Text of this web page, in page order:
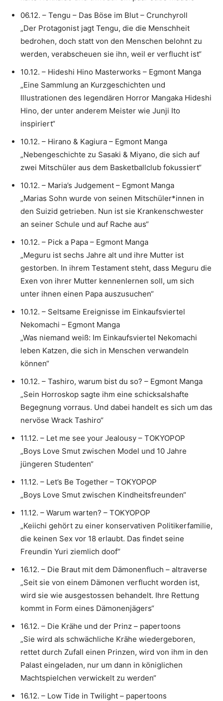
06.12. – Tengu – Das Böse im Blut – Crunchyroll
„Der Protagonist jagt Tengu, die die Menschheit
bedrohen, doch statt von den Menschen belohnt zu
werden, verabscheuen sie ihn, weil er verflucht ist“
10.12. – Hideshi Hino Masterworks – Egmont Manga
„Eine Sammlung an Kurzgeschichten und
Illustrationen des legendären Horror Mangaka Hideshi
Hino, der unter anderem Meister wie Junji Ito
inspiriert“
10.12. – Hirano & Kagiura – Egmont Manga
„Nebengeschichte zu Sasaki & Miyano, die sich auf
zwei Mitschüler aus dem Basketballclub fokussiert“
10.12. – Maria’s Judgement – Egmont Manga
„Marias Sohn wurde von seinen Mitschüler*innen in
den Suizid getrieben. Nun ist sie Krankenschwester
an seiner Schule und auf Rache aus“
10.12. – Pick a Papa – Egmont Manga
„Meguru ist sechs Jahre alt und ihre Mutter ist
gestorben. In ihrem Testament steht, dass Meguru die
Exen von ihrer Mutter kennenlernen soll, um sich
unter ihnen einen Papa auszusuchen“
10.12. – Seltsame Ereignisse im Einkaufsviertel
Nekomachi – Egmont Manga
„Was niemand weiß: Im Einkaufsviertel Nekomachi
leben Katzen, die sich in Menschen verwandeln
können“
10.12. – Tashiro, warum bist du so? – Egmont Manga
„Sein Horroskop sagte ihm eine schicksalshafte
Begegnung vorraus. Und dabei handelt es sich um das
nervöse Wrack Tashiro“
11.12. – Let me see your Jealousy – TOKYOPOP
„Boys Love Smut zwischen Model und 10 Jahre
jüngeren Studenten“
11.12. – Let’s Be Together – TOKYOPOP
„Boys Love Smut zwischen Kindheitsfreunden“
11.12. – Warum warten? – TOKYOPOP
„Keiichi gehört zu einer konservativen Politikerfamilie,
die keinen Sex vor 18 erlaubt. Das findet seine
Freundin Yuri ziemlich doof“
16.12. – Die Braut mit dem Dämonenfluch – altraverse
„Seit sie von einem Dämonen verflucht worden ist,
wird sie wie ausgestossen behandelt. Ihre Rettung
kommt in Form eines Dämonenjägers“
16.12. – Die Krähe und der Prinz – papertoons
„Sie wird als schwächliche Krähe wiedergeboren,
rettet durch Zufall einen Prinzen, wird von ihm in den
Palast eingeladen, nur um dann in königlichen
Machtspielchen verwickelt zu werden“
16.12. – Low Tide in Twilight – papertoons